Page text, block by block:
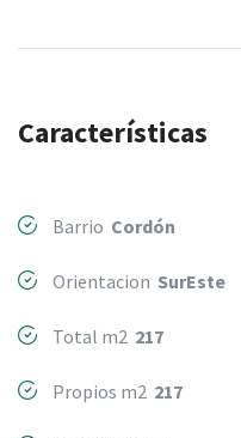
Características
Barrio Cordón
Orientacion SurEste
Total m2 217
Propios m2 217